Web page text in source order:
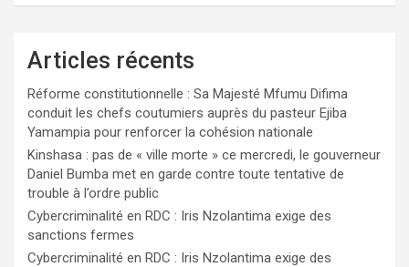
Articles récents
Réforme constitutionnelle : Sa Majesté Mfumu Difima
conduit les chefs coutumiers auprès du pasteur Ejiba
Yamampia pour renforcer la cohésion nationale
Kinshasa : pas de « ville morte » ce mercredi, le gouverneur
Daniel Bumba met en garde contre toute tentative de
trouble à l’ordre public
Cybercriminalité en RDC : Iris Nzolantima exige des
sanctions fermes
Cybercriminalité en RDC : Iris Nzolantima exige des